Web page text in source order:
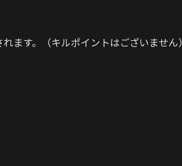
ます。（キルポイントはございません）